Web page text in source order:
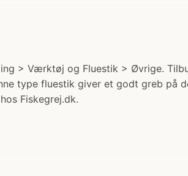
> Værktøj og Fluestik > Øvrige.
type fluestik giver et godt greb på
Fiskegrej.dk.